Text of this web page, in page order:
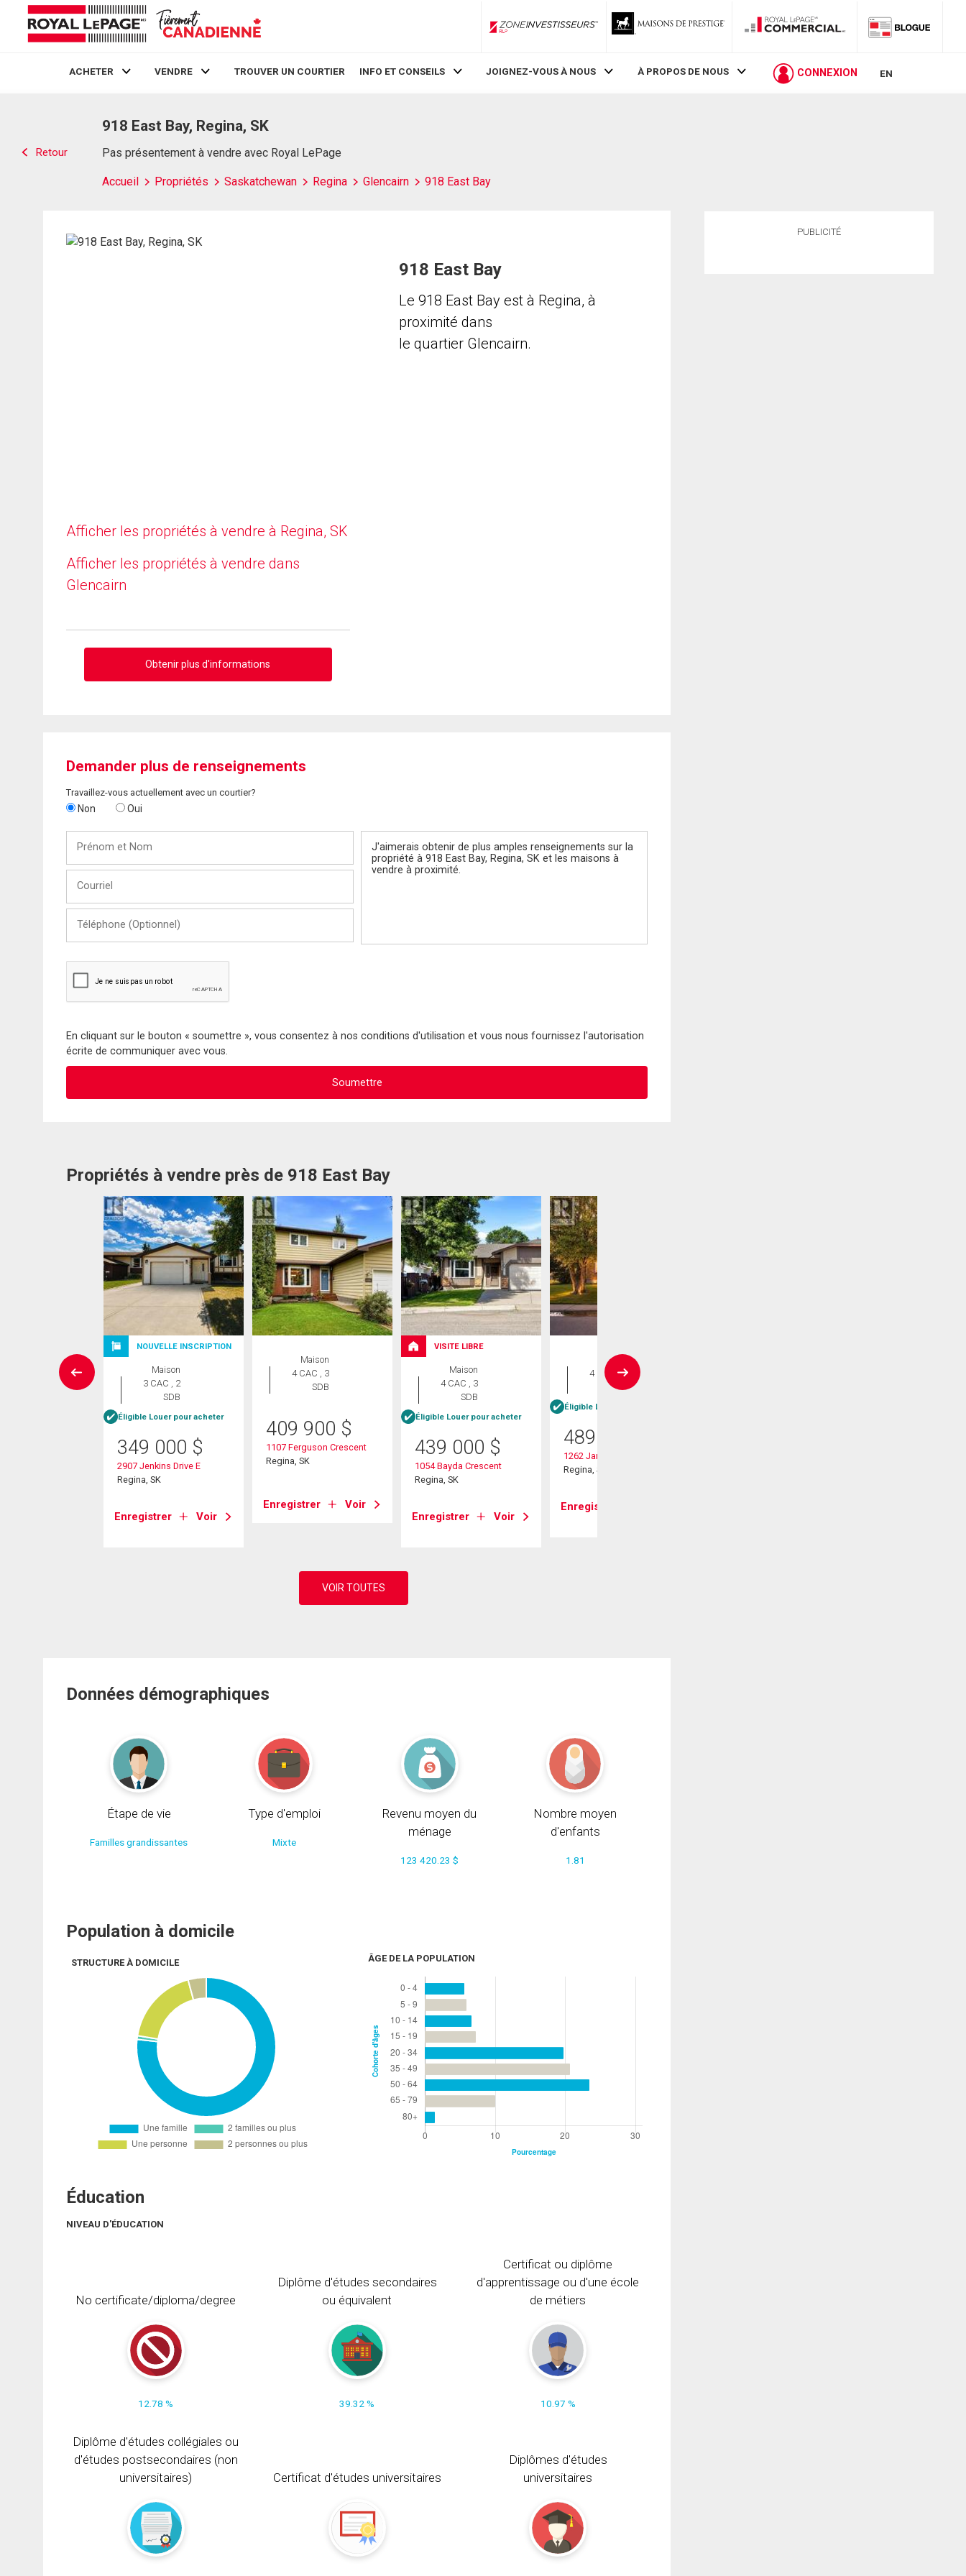
ZoneInvestisseurs RLP
ACHETER VENDRE TROUVER UN COURTIER INFO ET CONSEILS JOIGNEZ-VOUS À NOUS À PROPOS DE NOUS CONNEXION EN
Retour
918 East Bay, Regina, SK
Pas présentement à vendre avec Royal LePage
Accueil Propriétés Saskatchewan Regina Glencairn 918 East Bay
Afficher les propriétés à vendre à Regina, SK
Afficher les propriétés à vendre dans
Glencairn
Obtenir plus d'informations
918 East Bay
Le 918 East Bay est à Regina, à
proximité dans
le quartier Glencairn.
Demander plus de renseignements
Travaillez-vous actuellement avec un courtier?
Non Oui
Nom
(Optionnel)
En cliquant sur le bouton « soumettre », vous consentez à nos conditions d'utilisation et vous nous fournissez l'autorisation
écrite de communiquer avec vous.
Propriétés à vendre près de 918 East Bay
NOUVELLE INSCRIPTION
Maison
3 CAC , 2
SDB
Éligible Louer pour acheter
349 000 $
2907 Jenkins Drive E
Regina, SK
Enregistrer Voir
Maison
4 CAC , 3
SDB
409 900 $
1107 Ferguson Crescent
Regina, SK
Enregistrer Voir
VISITE LIBRE
Maison
4 CAC , 3
SDB
Éligible Louer pour acheter
439 000 $
1054 Bayda Crescent
Regina, SK
Enregistrer Voir
Maison
4 CAC , 3
SDB
Éligible Louer pour acheter
489 900
1262 James Crescent
Regina, SK
Enregistrer
Données démographiques
Étape de vie
Familles grandissantes
Type d'emploi
Mixte
Revenu moyen du
ménage
123 420.23 $
Nombre moyen
d'enfants
1.81
Population à domicile
STRUCTURE À DOMICILE ÂGE DE LA POPULATION
Éducation
NIVEAU D'ÉDUCATION
No certificate/diploma/degree
12.78 %
Diplôme d'études secondaires
ou équivalent
39.32 %
Certificat ou diplôme
d'apprentissage ou d'une école
de métiers
10.97 %
Diplôme d'études collégiales ou
d'études postsecondaires (non
universitaires)
Certificat d'études universitaires
Diplômes d'études
universitaires
PUBLICITÉ